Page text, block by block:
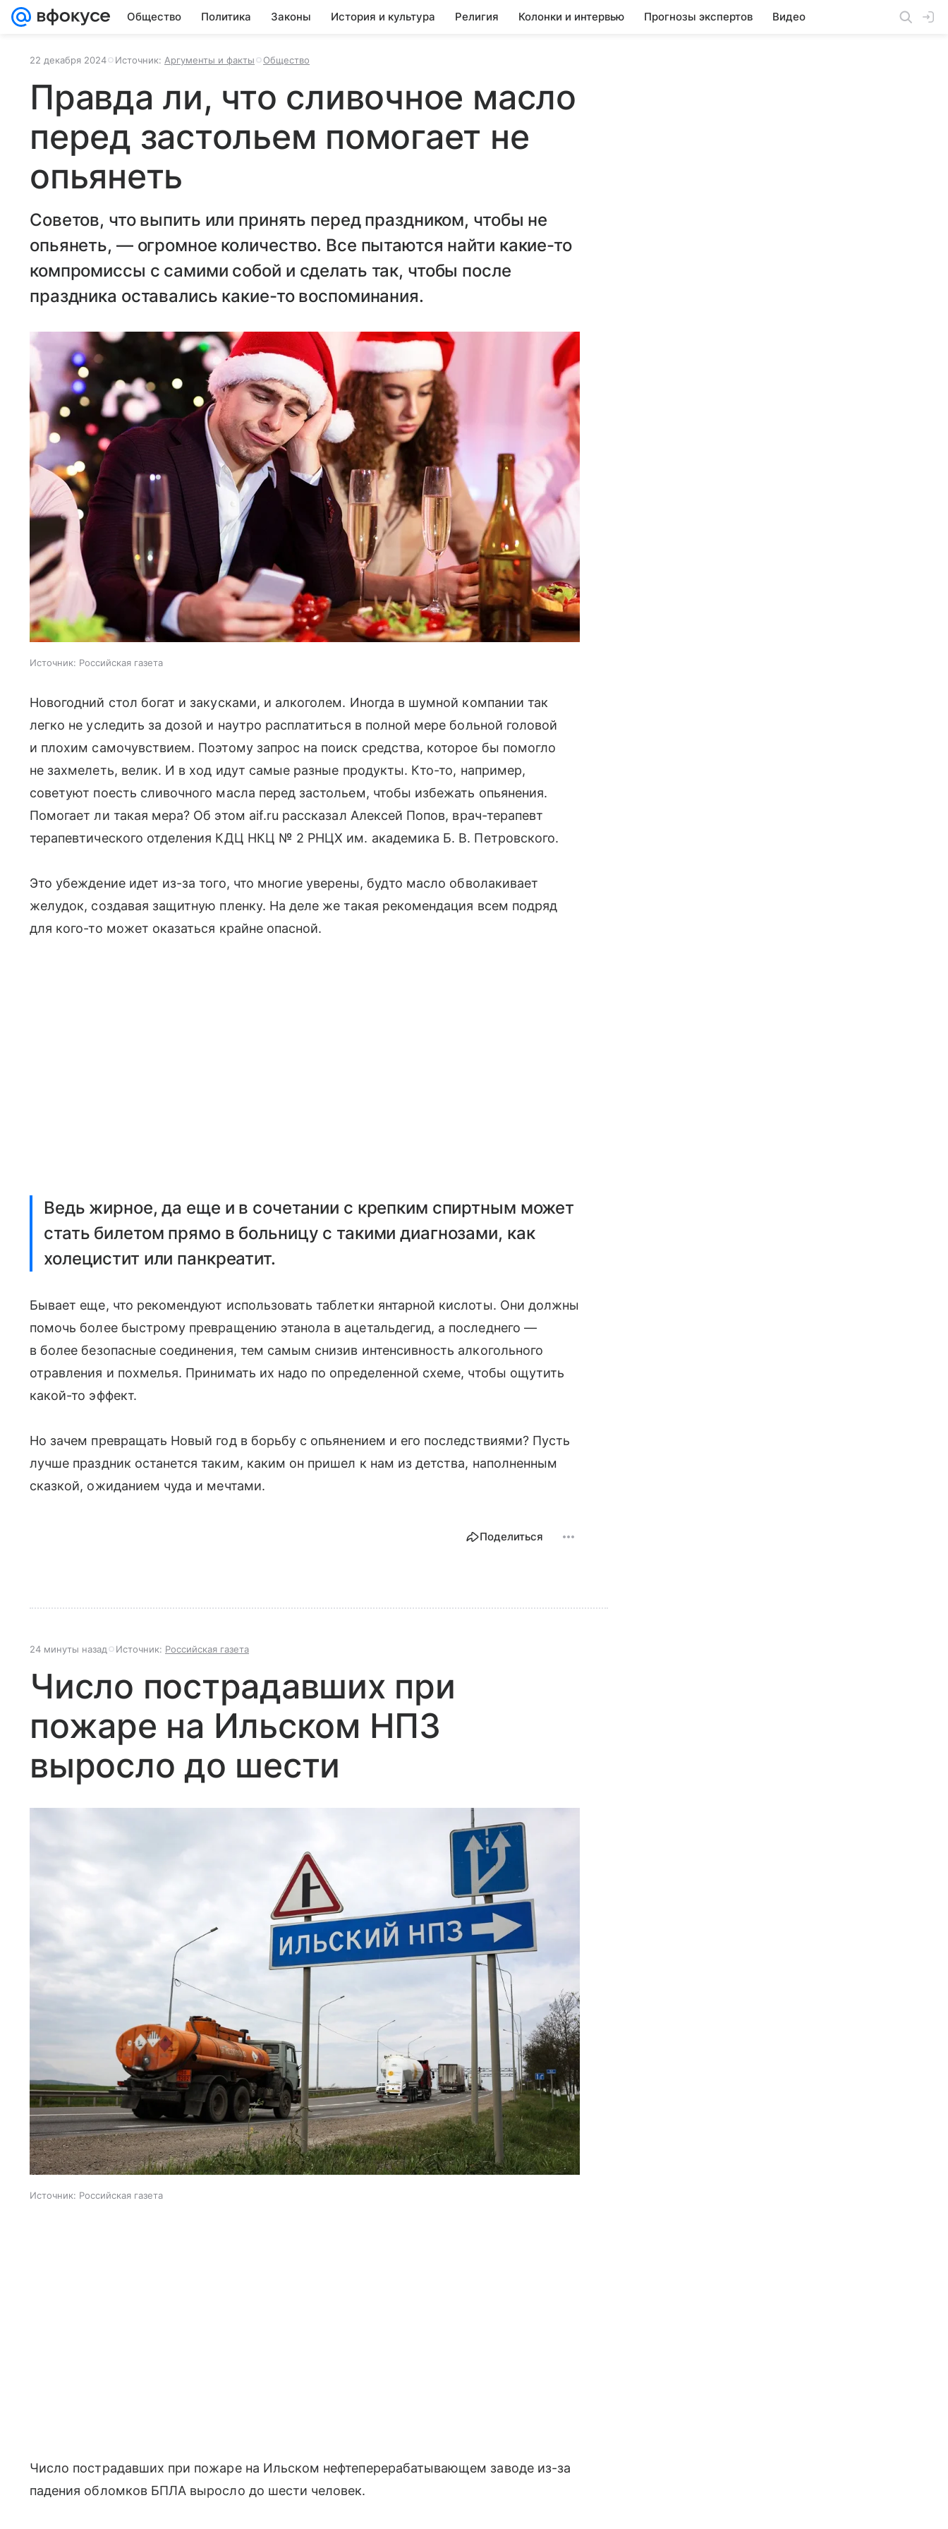
Общество Политика Законы История и культура Религия Колонки и интервью Прогнозы экспертов Видео
22 декабря 2024 Источник: Аргументы и факты Общество
Правда ли, что сливочное масло
перед застольем помогает не
опьянеть
Советов, что выпить или принять перед праздником, чтобы не
опьянеть, — огромное количество. Все пытаются найти какие-то
компромиссы с самими собой и сделать так, чтобы после
праздника оставались какие-то воспоминания.
Источник: Российская газета
Новогодний стол богат и закусками, и алкоголем. Иногда в шумной компании так
легко не уследить за дозой и наутро расплатиться в полной мере больной головой
и плохим самочувствием. Поэтому запрос на поиск средства, которое бы помогло
не захмелеть, велик. И в ход идут самые разные продукты. Кто-то, например,
советуют поесть сливочного масла перед застольем, чтобы избежать опьянения.
Помогает ли такая мера? Об этом aif.ru рассказал Алексей Попов, врач-терапевт
терапевтического отделения КДЦ НКЦ № 2 РНЦХ им. академика Б. В. Петровского.
Это убеждение идет из-за того, что многие уверены, будто масло обволакивает
желудок, создавая защитную пленку. На деле же такая рекомендация всем подряд
для кого-то может оказаться крайне опасной.
Ведь жирное, да еще и в сочетании с крепким спиртным может
стать билетом прямо в больницу с такими диагнозами, как
холецистит или панкреатит.
Бывает еще, что рекомендуют использовать таблетки янтарной кислоты. Они должны
помочь более быстрому превращению этанола в ацетальдегид, а последнего —
в более безопасные соединения, тем самым снизив интенсивность алкогольного
отравления и похмелья. Принимать их надо по определенной схеме, чтобы ощутить
какой-то эффект.
Но зачем превращать Новый год в борьбу с опьянением и его последствиями? Пусть
лучше праздник останется таким, каким он пришел к нам из детства, наполненным
сказкой, ожиданием чуда и мечтами.
Поделиться
24 минуты назад Источник: Российская газета
Число пострадавших при
пожаре на Ильском НПЗ
выросло до шести
Источник: Российская газета
Число пострадавших при пожаре на Ильском нефтеперерабатывающем заводе из-за
падения обломков БПЛА выросло до шести человек.